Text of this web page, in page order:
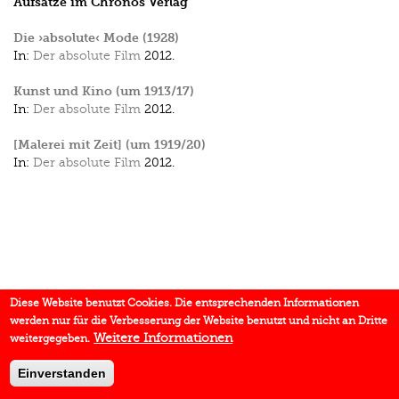
Die ›absolute‹ Mode (1928)
In: Der absolute Film 2012.
Kunst und Kino (um 1913/17)
In: Der absolute Film 2012.
[Malerei mit Zeit] (um 1919/20)
In: Der absolute Film 2012.
Diese Website benutzt Cookies. Die entsprechenden Informationen
werden nur für die Verbesserung der Website benutzt und nicht an Dritte
weitergegeben. Weitere Informationen
Einverstanden